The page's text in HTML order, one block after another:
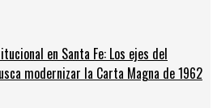
en Santa Fe: Los ejes del
modernizar la Carta Magna de 1962